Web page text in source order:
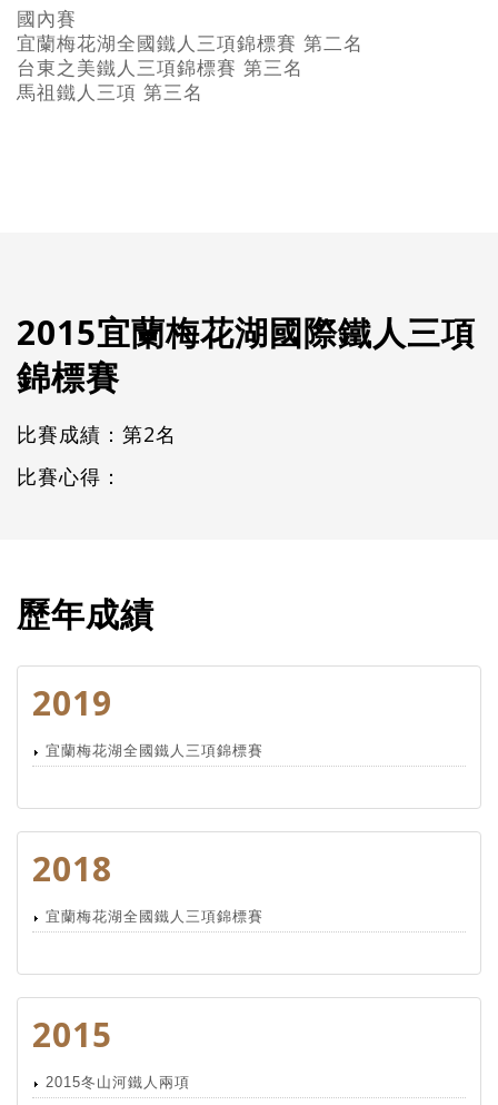
國內賽
宜蘭梅花湖全國鐵人三項錦標賽 第二名
台東之美鐵人三項錦標賽 第三名
馬祖鐵人三項 第三名
2015宜蘭梅花湖國際鐵人三項
錦標賽
比賽成績：第2名
比賽心得：
歷年成績
2019
宜蘭梅花湖全國鐵人三項錦標賽
2018
宜蘭梅花湖全國鐵人三項錦標賽
2015
2015冬山河鐵人兩項